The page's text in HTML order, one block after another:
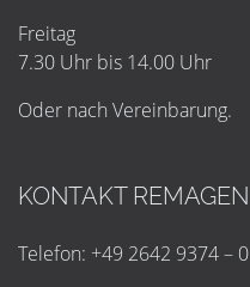
Freitag
7.30 Uhr bis 14.00 Uhr
Oder nach Vereinbarung.
KONTAKT REMAGEN
Telefon: +49 2642 9374 – 0